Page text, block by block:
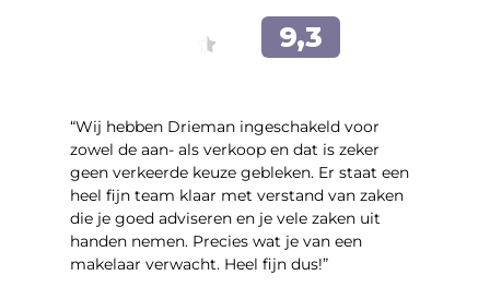
“Wij hebben Drieman ingeschakeld voor
zowel de aan- als verkoop en dat is zeker
geen verkeerde keuze gebleken. Er staat een
heel fijn team klaar met verstand van zaken
die je goed adviseren en je vele zaken uit
handen nemen. Precies wat je van een
makelaar verwacht. Heel fijn dus!”